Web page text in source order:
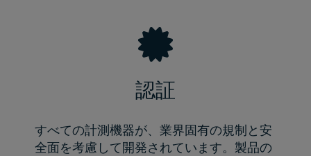
認証
すべての計測機器が、業界固有の規制と安
全面を考慮して開発されています。製品の